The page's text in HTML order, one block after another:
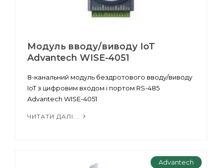
Модуль вводу/виводу IoT
Advantech WISE-4051
8-канальний модуль бездротового вводу/виводу
IoT з цифровим входом і портом RS-485
Advantech WISE-4051
ЧИТАТИ ДАЛІ...
Advantech